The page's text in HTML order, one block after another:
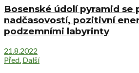
Bosenské údolí pyramid se
nadčasovostí, pozitivní
podzemními labyrinty
21.8.2022
Před. Další